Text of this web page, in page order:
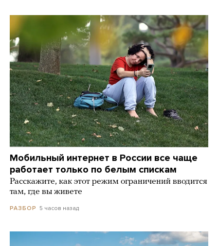
Мобильный интернет в России все чаще
работает только по белым спискам
Расскажите, как этот режим ограничений вводится
там, где вы живете
РАЗБОР 5 часов назад